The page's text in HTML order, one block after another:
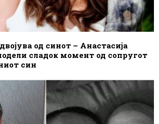
од синот – Анастасија
сладок момент од сопругот
син